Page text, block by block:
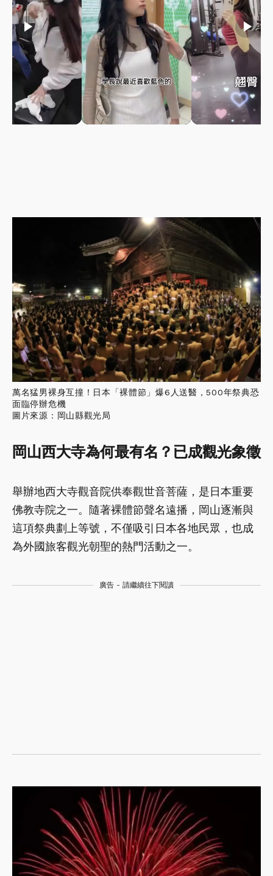
play_arrow play_arrow play_arrow
萬名猛男裸身互撞！日本「裸體節」爆6人送醫，500年祭典恐
面臨停辦危機
圖片來源：岡山縣觀光局
岡山西大寺為何最有名？已成觀光象徵
舉辦地西大寺觀音院供奉觀世音菩薩，是日本重要
佛教寺院之一。隨著裸體節聲名遠播，岡山逐漸與
這項祭典劃上等號，不僅吸引日本各地民眾，也成
為外國旅客觀光朝聖的熱門活動之一。
廣告 - 請繼續往下閱讀